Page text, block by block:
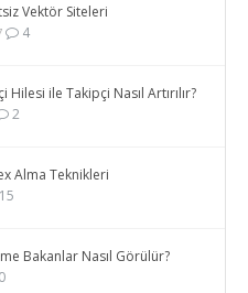
Vektör Siteleri
4
ile Takipçi Nasıl Artırılır?
2
Alma Teknikleri
Bakanlar Nasıl Görülür?